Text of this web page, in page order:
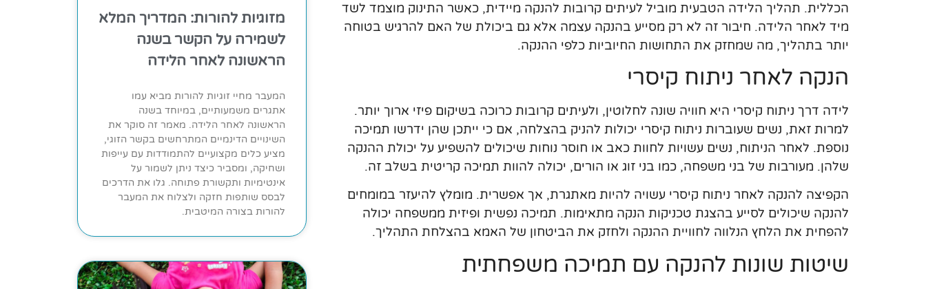
הכללית. תהליך הלידה הטבעית מוביל לעיתים קרובות להנקה מיידית, כאשר התינוק מוצמד לשד
מיד לאחר הלידה. חיבור זה לא רק מסייע בהנקה עצמה אלא גם ביכולת של האם להרגיש בטוחה
יותר בתהליך, מה שמחזק את התחושות החיוביות כלפי ההנקה.
הנקה לאחר ניתוח קיסרי
לידה דרך ניתוח קיסרי היא חוויה שונה לחלוטין, ולעיתים קרובות כרוכה בשיקום פיזי ארוך יותר.
למרות זאת, נשים שעוברות ניתוח קיסרי יכולות להניק בהצלחה, אם כי ייתכן שהן ידרשו תמיכה
נוספת. לאחר הניתוח, נשים עשויות לחוות כאב או חוסר נוחות שיכולים להשפיע על יכולת ההנקה
שלהן. מעורבות של בני משפחה, כמו בני זוג או הורים, יכולה להוות תמיכה קריטית בשלב זה.
הקפיצה להנקה לאחר ניתוח קיסרי עשויה להיות מאתגרת, אך אפשרית. מומלץ להיעזר במומחים
להנקה שיכולים לסייע בהצגת טכניקות הנקה מתאימות. תמיכה נפשית ופיזית ממשפחה יכולה
להפחית את הלחץ הנלווה לחוויית ההנקה ולחזק את הביטחון של האמא בהצלחת התהליך.
שיטות שונות להנקה עם תמיכה משפחתית
מזוגיות להורות: המדריך המלא
לשמירה על הקשר בשנה
הראשונה לאחר הלידה
המעבר מחיי זוגיות להורות מביא עמו
אתגרים משמעותיים, במיוחד בשנה
הראשונה לאחר הלידה. מאמר זה סוקר את
השינויים הדינמיים המתרחשים בקשר הזוגי,
מציע כלים מקצועיים להתמודדות עם עייפות
ושחיקה, ומסביר כיצד ניתן לשמור על
אינטימיות ותקשורת פתוחה. גלו את הדרכים
לבסס שותפות חזקה ולצלוח את המעבר
להורות בצורה המיטבית.